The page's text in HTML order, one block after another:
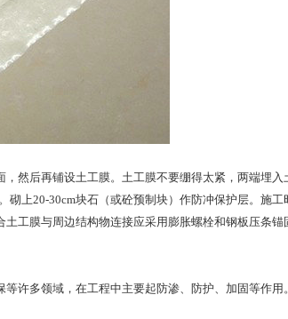
然后再铺设土工膜。土工膜不要绷得太紧，两端埋入
上20-30cm块石（或砼预制块）作防冲保护层。施工
工膜与周边结构物连接应采用膨胀螺栓和钢板压条锚
许多领域，在工程中主要起防渗、防护、加固等作用。